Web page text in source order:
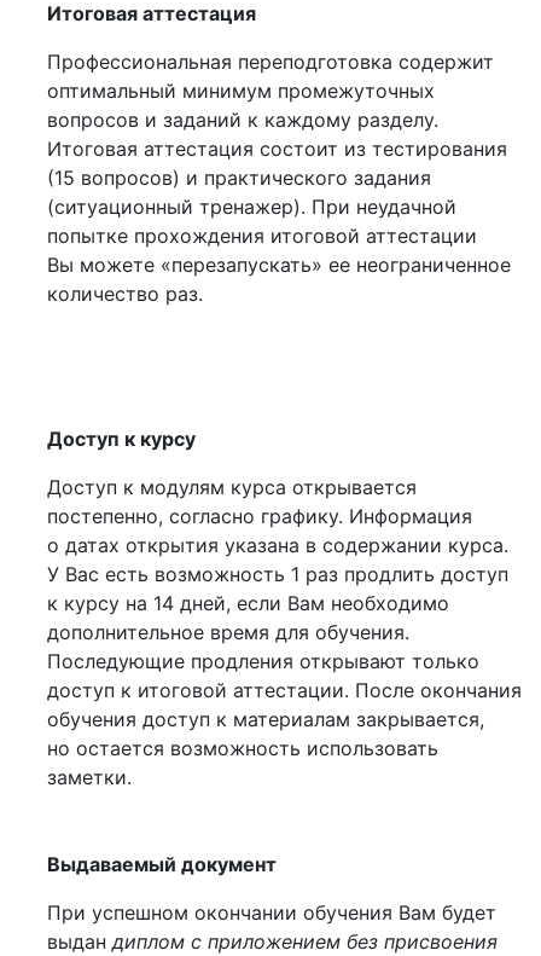
Итоговая аттестация
Профессиональная переподготовка содержит
оптимальный минимум промежуточных
вопросов и заданий к каждому разделу.
Итоговая аттестация состоит из тестирования
(15 вопросов) и практического задания
(ситуационный тренажер). При неудачной
попытке прохождения итоговой аттестации
Вы можете «перезапускать» ее неограниченное
количество раз.
Доступ к курсу
Доступ к модулям курса открывается
постепенно, согласно графику. Информация
о датах открытия указана в содержании курса.
У Вас есть возможность 1 раз продлить доступ
к курсу на 14 дней, если Вам необходимо
дополнительное время для обучения.
Последующие продления открывают только
доступ к итоговой аттестации. После окончания
обучения доступ к материалам закрывается,
но остается возможность использовать
заметки.
Выдаваемый документ
При успешном окончании обучения Вам будет
выдандиплом с приложением без присвоения